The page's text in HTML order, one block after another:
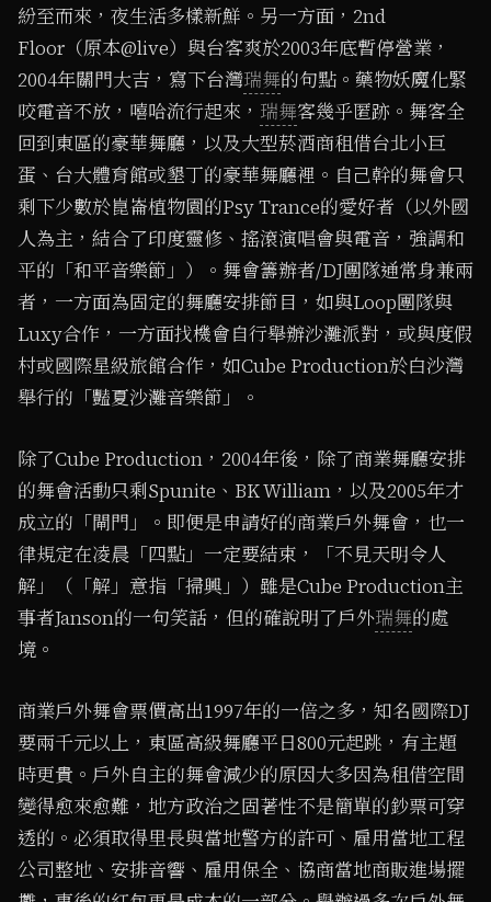
紛至而來，夜生活多樣新鮮。另一方面，2nd
Floor（原本@live）與台客爽於2003年底暫停營業，
2004年關門大吉，寫下台灣瑞舞的句點。藥物妖魔化緊
咬電音不放，嘻哈流行起來， 瑞舞客幾乎匿跡。舞客全
回到東區的豪華舞廳，以及大型菸酒商租借台北小巨
蛋、台大體育館或墾丁的豪華舞廳裡。自己幹的舞會只
剩下少數於崑崙植物園的Psy Trance的愛好者（以外國
人為主，結合了印度靈修、搖滾演唱會與電音，強調和
平的「和平音樂節」）。舞會籌辦者/DJ團隊通常身兼兩
者，一方面為固定的舞廳安排節目，如與Loop團隊與
Luxy合作，一方面找機會自行舉辦沙灘派對，或與度假
村或國際星級旅館合作，如Cube Production於白沙灣
舉行的「豔夏沙灘音樂節」。
除了Cube Production，2004年後，除了商業舞廳安排
的舞會活動只剩Spunite、BK William，以及2005年才
成立的「閘門」。即便是申請好的商業戶外舞會，也一
律規定在凌晨「四點」一定要結束，「不見天明令人
解」（「解」意指「掃興」）雖是Cube Production主
事者Janson的一句笑話，但的確說明了戶外瑞舞的處
境。
商業戶外舞會票價高出1997年的一倍之多，知名國際DJ
要兩千元以上，東區高級舞廳平日800元起跳，有主題
時更貴。戶外自主的舞會減少的原因大多因為租借空間
變得愈來愈難，地方政治之固著性不是簡單的鈔票可穿
透的。必須取得里長與當地警方的許可、雇用當地工程
公司整地、安排音響、雇用保全、協商當地商販進場擺